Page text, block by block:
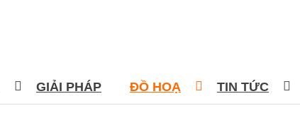
GIẢI PHÁP ĐỒ HOẠ TIN TỨC